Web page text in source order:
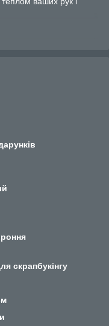
скрапбукінгу